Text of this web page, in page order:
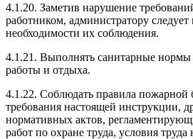
4.1.20. Заметив нарушение
работником, администратору следует
необходимости их соблюдения.
4.1.21. Выполнять санитарные
работы и отдыха.
4.1.22. Соблюдать правила пожарной
требования настоящей инструкции,
нормативных актов,
работ по охране труда, условия труда